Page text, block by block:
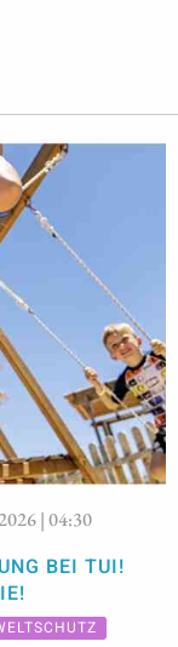
| 04:30
BEI TUI!